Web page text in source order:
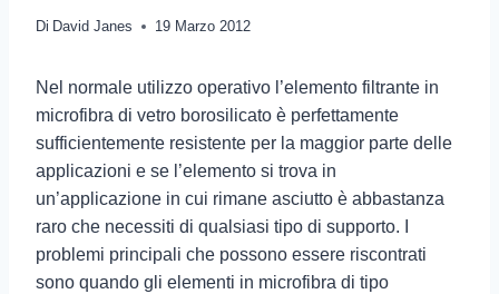
Di David Janes 19 Marzo 2012
Nel normale utilizzo operativo l’elemento filtrante in
microfibra di vetro borosilicato è perfettamente
sufficientemente resistente per la maggior parte delle
applicazioni e se l’elemento si trova in
un’applicazione in cui rimane asciutto è abbastanza
raro che necessiti di qualsiasi tipo di supporto. I
problemi principali che possono essere riscontrati
sono quando gli elementi in microfibra di tipo